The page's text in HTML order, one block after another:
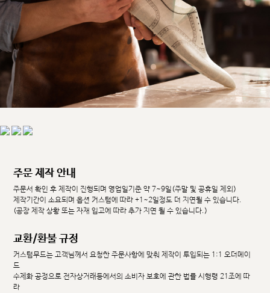
주문 제작 안내
주문서 확인 후 제작이 진행되며 영업일기준 약 7~9일(주말 및 공휴일 제외)
제작기간이 소요되며 옵션 커스텀에 따라 +1~2일정도 더 지연될 수 있습니다.
(공장 제작 상황 또는 자재 입고에 따라 추가 지연 될 수 있습니다.)
교환/환불 규정
커스텀무드는 고객님께서 요청한 주문사항에 맞춰 제작이 투입되는 1:1 오더메이
드
수제화 공정으로 전자상거래등에서의 소비자 보호에 관한 법률 시행령 21조에 따
라